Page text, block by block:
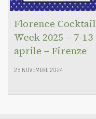
Florence Cocktail
Week 2025 – 7-13
aprile – Firenze
26 NOVEMBRE 2024